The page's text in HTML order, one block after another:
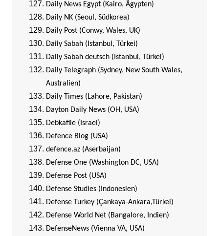
Daily News Egypt (Kairo, Ägypten)
Daily NK (Seoul, Südkorea)
Daily Post (Conwy, Wales, UK)
Daily Sabah (Istanbul, Türkei)
Daily Sabah deutsch (Istanbul, Türkei)
Daily Telegraph (Sydney, New South Wales,
Australien)
Daily Times (Lahore, Pakistan)
Dayton Daily News (OH, USA)
Debkafile (Israel)
Defence Blog (USA)
defence.az (Aserbaijan)
Defense One (Washington DC, USA)
Defense Post (USA)
Defense Studies (Indonesien)
Defense Turkey (Çankaya-Ankara,Türkei)
Defense World Net (Bangalore, Indien)
DefenseNews (Vienna VA, USA)